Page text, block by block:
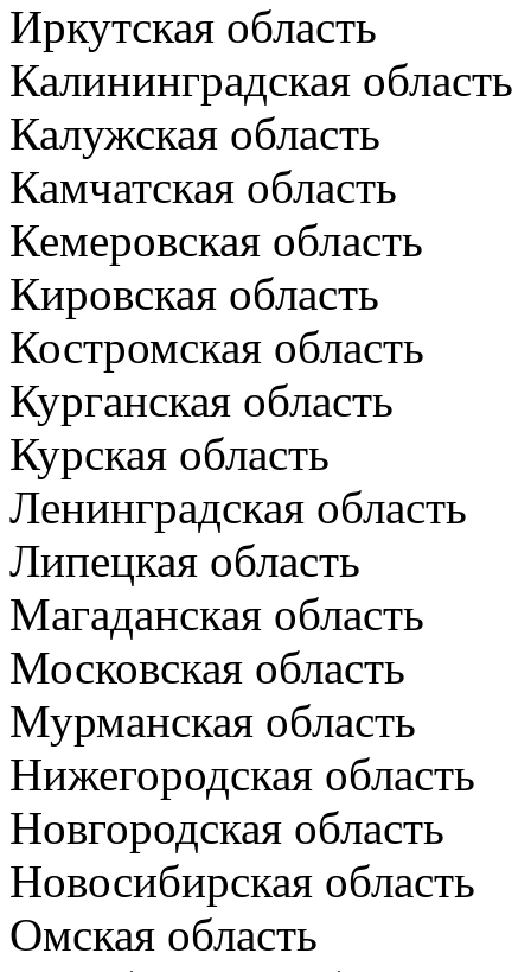
Иркутская область
Калининградская область
Калужская область
Камчатская область
Кемеровская область
Кировская область
Костромская область
Курганская область
Курская область
Ленинградская область
Липецкая область
Магаданская область
Московская область
Мурманская область
Нижегородская область
Новгородская область
Новосибирская область
Омская область